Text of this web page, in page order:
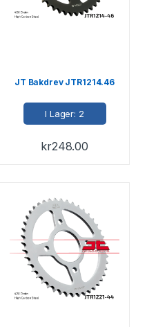
JT Bakdrev JTR1214.46
I Lager: 2
kr248.00